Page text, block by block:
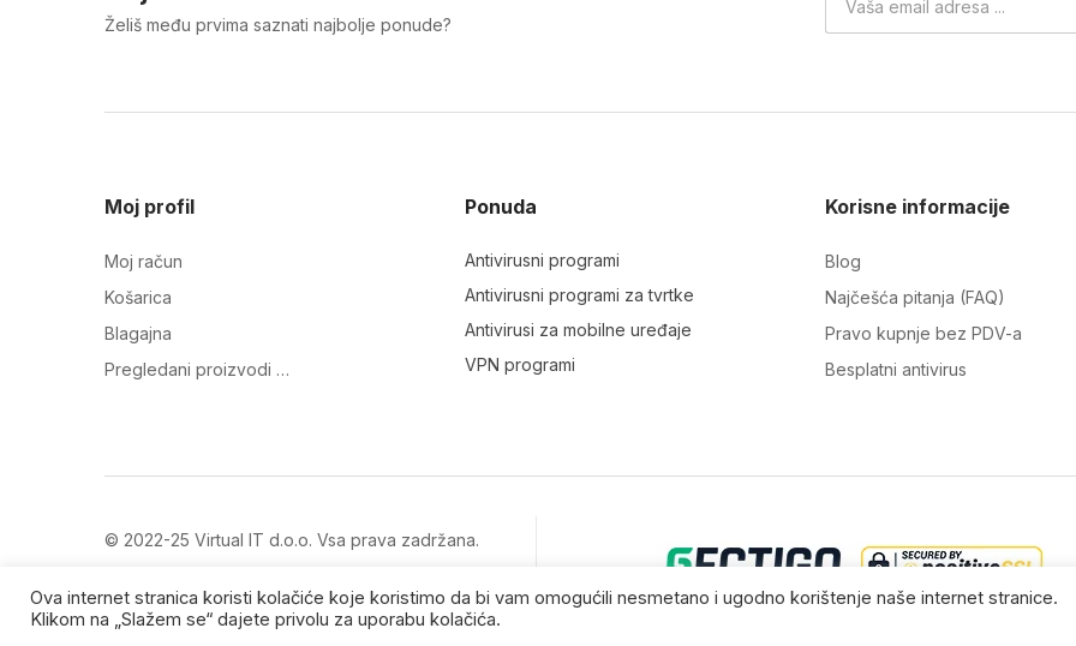
Želiš među prvima saznati najbolje ponude?
Moj profil
Moj račun
Košarica
Blagajna
Pregledani proizvodi …
Ponuda
Antivirusni programi
Antivirusni programi za tvrtke
Antivirusi za mobilne uređaje
VPN programi
Korisne informacije
Blog
Najčešća pitanja (FAQ)
Pravo kupnje bez PDV-a
Besplatni antivirus
© 2022-25 Virtual IT d.o.o. Vsa prava zadržana.
Zaštitni znakovi su vlasništvo njihovih vlasnika.
Ova internet stranica koristi kolačiće koje koristimo da bi vam omogućili nesmetano i ugodno korištenje naše internet stranice.
Klikom na „Slažem se“ dajete privolu za uporabu kolačića.